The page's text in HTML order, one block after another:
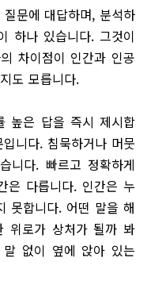
문에 대답하며, 분석하
하나 있습니다. 그것이
차이점이 인간과 인공
도 모릅니다.
높은 답을 즉시 제시합
니다. 침묵하거나 머뭇
니다. 빠르고 정확하게
은 다릅니다. 인간은 누
못합니다. 어떤 말을 해
위로가 상처가 될까 봐
없이 옆에 앉아 있는